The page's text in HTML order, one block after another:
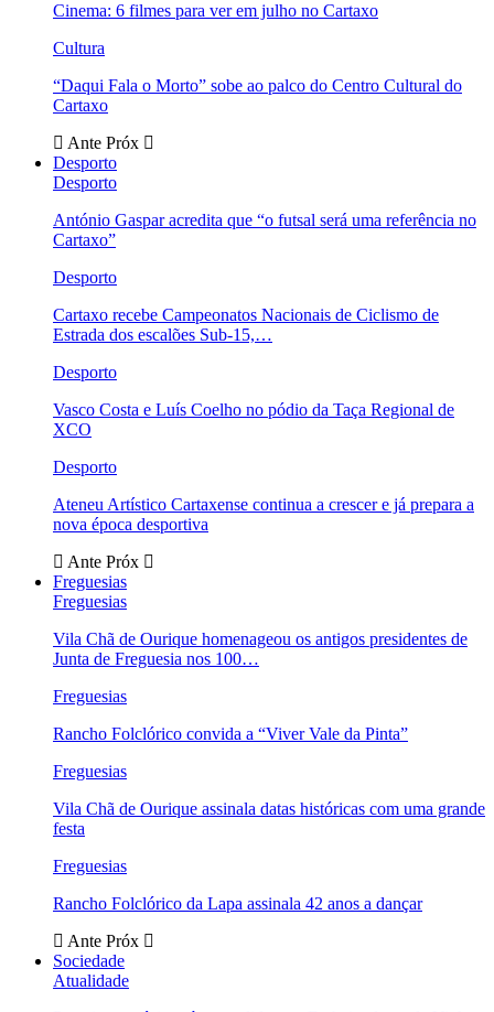
Cinema: 6 filmes para ver em julho no Cartaxo
Cultura
“Daqui Fala o Morto” sobe ao palco do Centro Cultural do
Cartaxo
Ante Próx
Desporto
Desporto
António Gaspar acredita que “o futsal será uma referência no
Cartaxo”
Desporto
Cartaxo recebe Campeonatos Nacionais de Ciclismo de
Estrada dos escalões Sub-15,…
Desporto
Vasco Costa e Luís Coelho no pódio da Taça Regional de
XCO
Desporto
Ateneu Artístico Cartaxense continua a crescer e já prepara a
nova época desportiva
Ante Próx
Freguesias
Freguesias
Vila Chã de Ourique homenageou os antigos presidentes de
Junta de Freguesia nos 100…
Freguesias
Rancho Folclórico convida a “Viver Vale da Pinta”
Freguesias
Vila Chã de Ourique assinala datas históricas com uma grande
festa
Freguesias
Rancho Folclórico da Lapa assinala 42 anos a dançar
Ante Próx
Sociedade
Atualidade